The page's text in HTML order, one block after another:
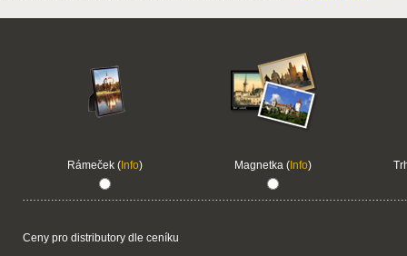
Rámeček (Info) Magnetka (Info)
Ceny pro distributory dle ceníku